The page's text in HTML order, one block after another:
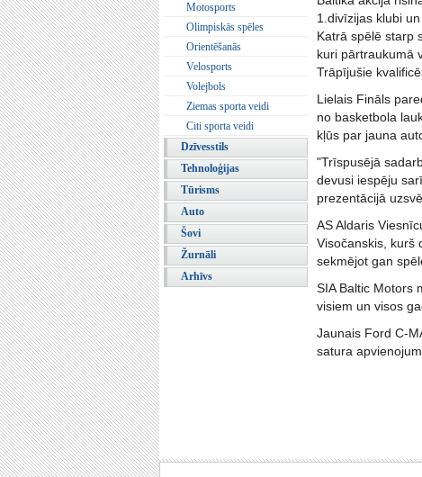
Motosports
Olimpiskās spēles
Orientēšanās
Velosports
Volejbols
Ziemas sporta veidi
Citi sporta veidi
Dzīvesstils
Tehnoloģijas
Tūrisms
Auto
Šovi
Žurnāli
Arhīvs
1.divīzijas klubi
Katrā spēlē starp
kuri pārtraukumā
Trāpījušie
Lielais Fināls
no basketbola
kļūs par jauna
"Trīspusējā
devusi iespēju
prezentācijā
AS Aldaris
Visočanskis, kurš
sekmējot gan
SIA Baltic Motors
visiem un visos
Jaunais Ford C-
satura